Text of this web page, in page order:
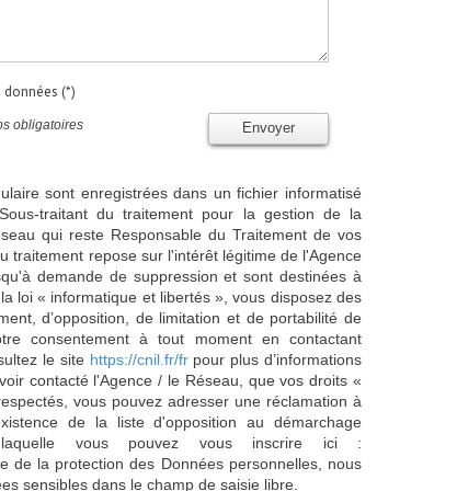
(*)
Envoyer
obligatoires
sont enregistrées dans un fichier informatisé
traitant du traitement pour la gestion de la
qui reste Responsable du Traitement de vos
traitement repose sur l'intérêt légitime de l'Agence
demande de suppression et sont destinées à
loi « informatique et libertés », vous disposez des
d’opposition, de limitation et de portabilité de
consentement à tout moment en contactant
le site https://cnil.fr/frpour plus d’informations
contacté l'Agence / le Réseau, que vos droits «
vous pouvez adresser une réclamation à
de la liste d'opposition au démarchage
vous pouvez vous inscrire ici :
de la protection des Données personnelles, nous
sensibles dans le champ de saisie libre.